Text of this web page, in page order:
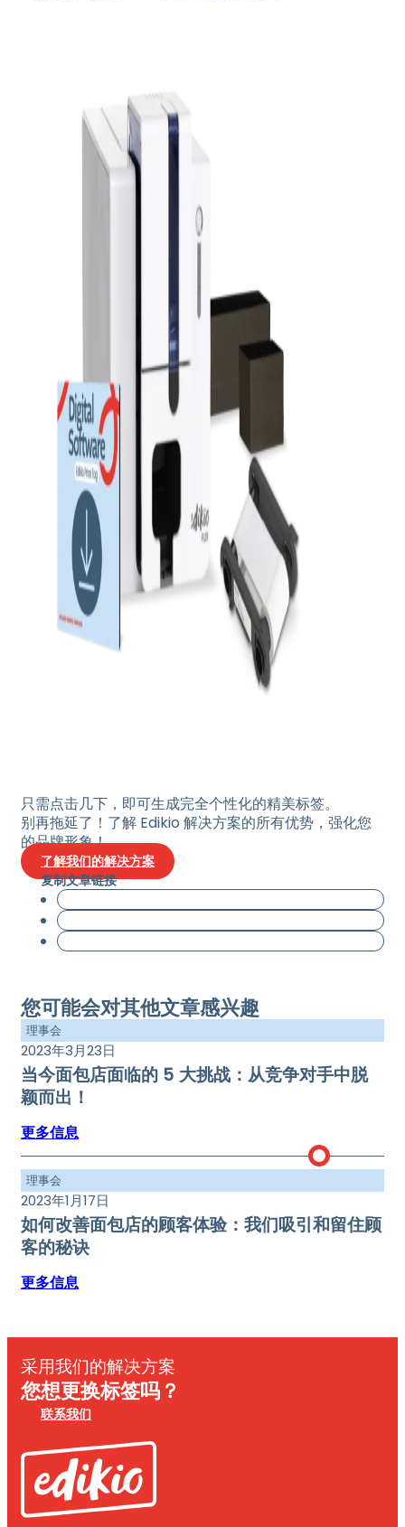
只需点击几下，即可生成完全个性化的精美标签。
别再拖延了！了解 Edikio 解决方案的所有优势，强化您
的品牌形象！
了解我们的解决方案
复制文章链接
您可能会对其他文章感兴趣
理事会
2023年3月23日
当今面包店面临的 5 大挑战：从竞争对手中脱
颖而出！
更多信息
理事会
2023年1月17日
如何改善面包店的顾客体验：我们吸引和留住顾
客的秘诀
更多信息
采用我们的解决方案
您想更换标签吗？
联系我们